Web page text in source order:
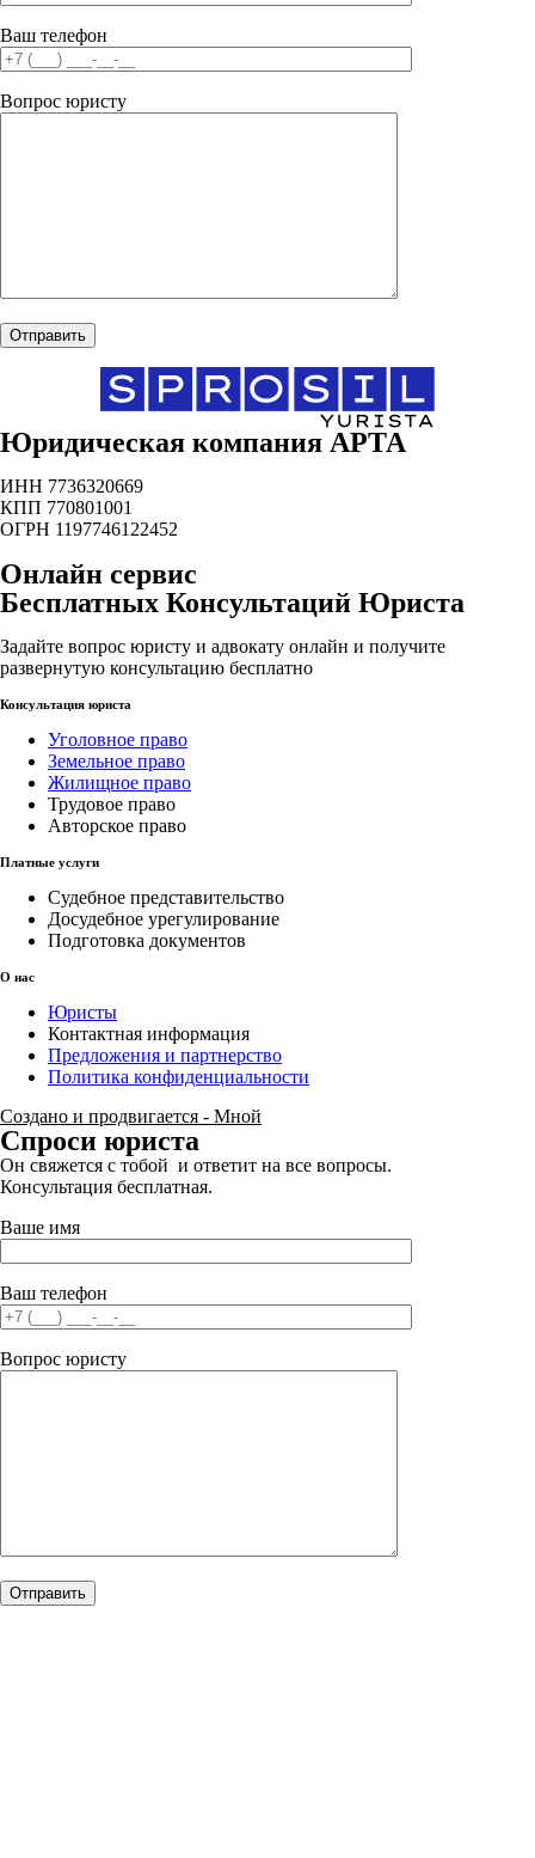
Ваш телефон
Вопрос юристу
Юридическая компания АРТА
ИНН 7736320669
КПП 770801001
ОГРН 1197746122452
Онлайн сервис
Бесплатных Консультаций Юриста
Задайте вопрос юристу и адвокату онлайн и получите
развернутую консультацию бесплатно
Консультация юриста
Уголовное право
Земельное право
Жилищное право
Трудовое право
Авторское право
Платные услуги
Судебное представительство
Досудебное урегулирование
Подготовка документов
О нас
Юристы
Контактная информация
Предложения и партнерство
Политика конфиденциальности
Создано и продвигается - Мной
Спроси юриста
Он свяжется с тобой и ответит на все вопросы.
Консультация бесплатная.
Ваше имя
Ваш телефон
Вопрос юристу